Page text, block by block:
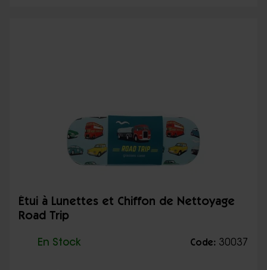
Étui à Lunettes et Chiffon de Nettoyage
Road Trip
En Stock Code: 30037